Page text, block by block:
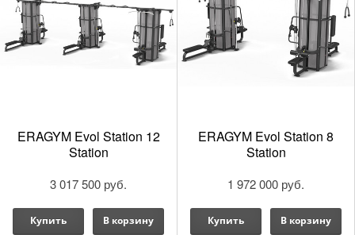
ERAGYM Evol Station 12
Station
3 017 500 руб.
Купить В корзину
ERAGYM Evol Station 8
Station
1 972 000 руб.
Купить В корзину